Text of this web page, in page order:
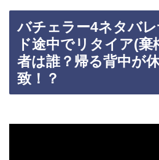
バチェラー4ネタバ
ド途中でリタイア(
者は誰？帰る背中が
致！？